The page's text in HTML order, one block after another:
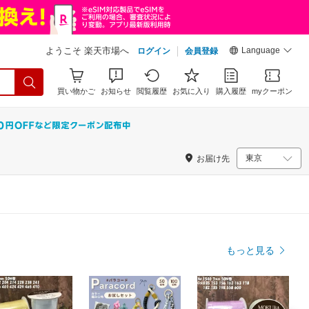
ようこそ 楽天市場へ ログイン 会員登録 Language
買い物かご お知らせ 閲覧履歴 お気に入り 購入履歴 myクーポン
お届け先
もっと見る